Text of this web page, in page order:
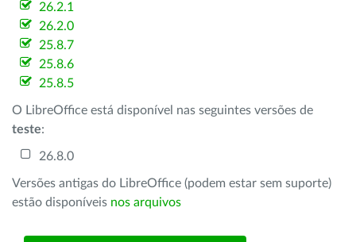
26.2.1
26.2.0
25.8.7
25.8.6
25.8.5
O LibreOffice está disponível nas seguintes versões de
teste:
26.8.0
Versões antigas do LibreOffice (podem estar sem suporte)
estão disponíveis nos arquivos